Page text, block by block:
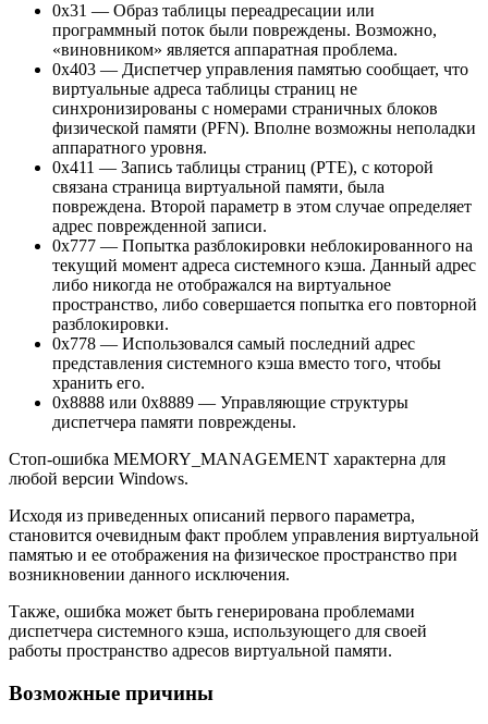
0x31 — Образ таблицы переадресации или
программный поток были повреждены. Возможно,
«виновником» является аппаратная проблема.
0х403 — Диспетчер управления памятью сообщает, что
виртуальные адреса таблицы страниц не
синхронизированы с номерами страничных блоков
физической памяти (PFN). Вполне возможны неполадки
аппаратного уровня.
0х411 — Запись таблицы страниц (PTE), с которой
связана страница виртуальной памяти, была
повреждена. Второй параметр в этом случае определяет
адрес поврежденной записи.
0х777 — Попытка разблокировки неблокированного на
текущий момент адреса системного кэша. Данный адрес
либо никогда не отображался на виртуальное
пространство, либо совершается попытка его повторной
разблокировки.
0x778 — Использовался самый последний адрес
представления системного кэша вместо того, чтобы
хранить его.
0х8888 или 0х8889 — Управляющие структуры
диспетчера памяти повреждены.
Стоп-ошибка MEMORY_MANAGEMENT характерна для
любой версии Windows.
Исходя из приведенных описаний первого параметра,
становится очевидным факт проблем управления виртуальной
памятью и ее отображения на физическое пространство при
возникновении данного исключения.
Также, ошибка может быть генерирована проблемами
диспетчера системного кэша, использующего для своей
работы пространство адресов виртуальной памяти.
Возможные причины